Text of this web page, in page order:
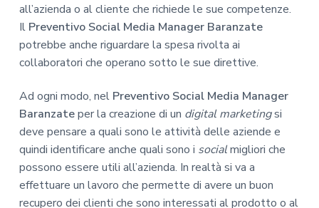
all’azienda o al cliente che richiede le sue competenze.
Il Preventivo Social Media Manager Baranzate
potrebbe anche riguardare la spesa rivolta ai
collaboratori che operano sotto le sue direttive.
Ad ogni modo, nel Preventivo Social Media Manager
Baranzateper la creazione di un digital marketingsi
deve pensare a quali sono le attività delle aziende e
quindi identificare anche quali sono i socialmigliori che
possono essere utili all’azienda. In realtà si va a
effettuare un lavoro che permette di avere un buon
recupero dei clienti che sono interessati al prodotto o al